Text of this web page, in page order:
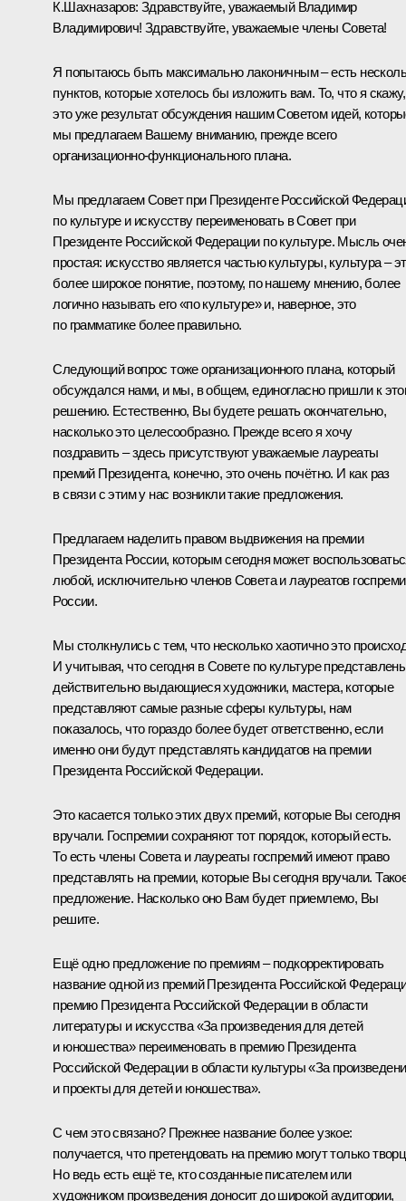
К.Шахназаров: Здравствуйте, уважаемый Владимир
Владимирович! Здравствуйте, уважаемые члены Совета!
Я попытаюсь быть максимально лаконичным – есть
пунктов, которые хотелось бы изложить вам. То, что я скажу,
это уже результат обсуждения нашим Советом идей,
мы предлагаем Вашему вниманию, прежде всего
организационно-функционального плана.
Мы предлагаем Совет при Президенте Российской
по культуре и искусству переименовать в Совет при
Президенте Российской Федерации по культуре. Мысль
простая: искусство является частью культуры, культура –
более широкое понятие, поэтому, по нашему мнению, более
логично называть его «по культуре» и, наверное, это
по грамматике более правильно.
Следующий вопрос тоже организационного плана, который
обсуждался нами, и мы, в общем, единогласно пришли к
решению. Естественно, Вы будете решать окончательно,
насколько это целесообразно. Прежде всего я хочу
поздравить – здесь присутствуют уважаемые лауреаты
премий Президента, конечно, это очень почётно. И как раз
в связи с этим у нас возникли такие предложения.
Предлагаем наделить правом выдвижения на премии
Президента России, которым сегодня может
любой, исключительно членов Совета и лауреатов
России.
Мы столкнулись с тем, что несколько хаотично это
И учитывая, что сегодня в Совете по культуре
действительно выдающиеся художники, мастера, которые
представляют самые разные сферы культуры, нам
показалось, что гораздо более будет ответственно, если
именно они будут представлять кандидатов на премии
Президента Российской Федерации.
Это касается только этих двух премий, которые Вы сегодня
вручали. Госпремии сохраняют тот порядок, который есть.
То есть члены Совета и лауреаты госпремий имеют право
представлять на премии, которые Вы сегодня вручали.
предложение. Насколько оно Вам будет приемлемо, Вы
решите.
Ещё одно предложение по премиям – подкорректировать
название одной из премий Президента Российской
премию Президента Российской Федерации в области
литературы и искусства «За произведения для детей
и юношества» переименовать в премию Президента
Российской Федерации в области культуры «За
и проекты для детей и юношества».
С чем это связано? Прежнее название более узкое:
получается, что претендовать на премию могут только
Но ведь есть ещё те, кто созданные писателем или
художником произведения доносит до широкой аудитории,